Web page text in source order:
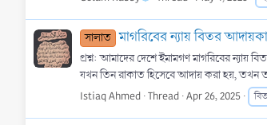
সালাত মাগরিবের ন্যায় বিতর
প্রশ্ন: আমাদের দেশে ইমামগণ মাগরিবের
যখন তিন রাকাত হিসেবে আদায় করা হয়, তখন
Istiaq Ahmed Thread Apr 26, 2025